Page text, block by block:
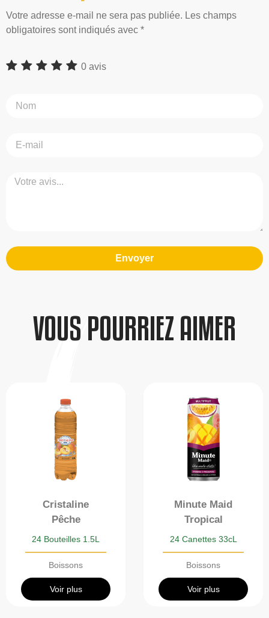
Votre adresse e-mail ne sera pas publiée. Les champs
obligatoires sont indiqués avec *
0 avis
Envoyer
VOUS POURRIEZ AIMER
Cristaline
Pêche
24 Bouteilles 1.5L
Boissons
Voir plus
Minute Maid
Tropical
24 Canettes 33cL
Boissons
Voir plus